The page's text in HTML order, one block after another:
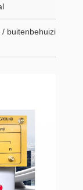
buitenbehuizing